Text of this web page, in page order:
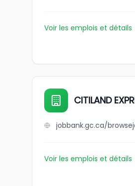
Voir les emplois et détails
CITILAND
Voir les emplois et détails